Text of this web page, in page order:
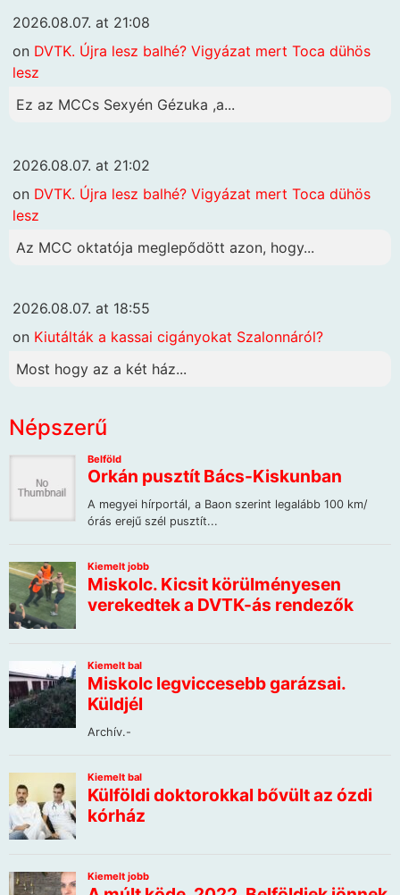
2026.08.07. at 21:08
on DVTK. Újra lesz balhé? Vigyázat mert Toca dühös
lesz
Ez az MCCs Sexyén Gézuka ,a...
2026.08.07. at 21:02
on DVTK. Újra lesz balhé? Vigyázat mert Toca dühös
lesz
Az MCC oktatója meglepődött azon, hogy...
2026.08.07. at 18:55
on Kiutálták a kassai cigányokat Szalonnáról?
Most hogy az a két ház...
Népszerű